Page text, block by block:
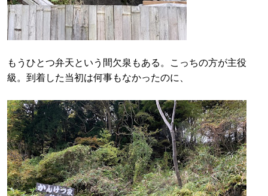
もうひとつ弁天という間欠泉もある。こっちの方が主役
級。到着した当初は何事もなかったのに、